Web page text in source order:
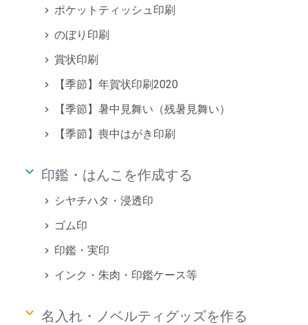
ポケットティッシュ印刷
のぼり印刷
賞状印刷
【季節】年賀状印刷2020
【季節】暑中見舞い（残暑見舞い）
【季節】喪中はがき印刷
keyboard_arrow_down 印鑑・はんこを作成する
シヤチハタ・浸透印
ゴム印
印鑑・実印
インク・朱肉・印鑑ケース等
keyboard_arrow_down 名入れ・ノベルティグッズを作る